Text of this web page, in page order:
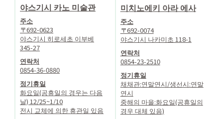
야스기시 카노 미술관
주소
〒692-0623
야스기시 히로세초 이부베
345-27
연락처
0854-36-0880
정기휴일
화요일(공휴일의 경우는 다음
날) 12/25~1/10
전시 교체에 의한 휴관일 있음
미치노에키 아라 에사
주소
〒692-0074
야스기시 나카미초 118-1
연락처
0854-23-2510
정기휴일
채채관:연말연시/생선시:연말
연시
중해의 마을:화요일(공휴일의
경우 대체 있음)